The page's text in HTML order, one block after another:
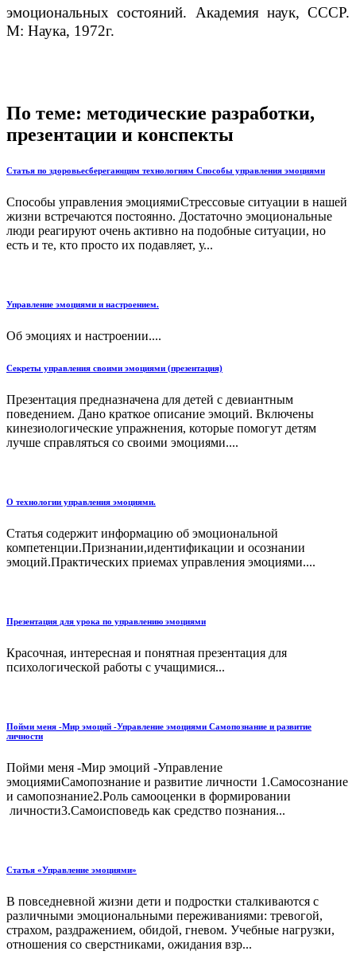
эмоциональных состояний. Академия наук, СССР.
М: Наука, 1972г.
По теме: методические разработки,
презентации и конспекты
Статья по здоровьесберегающим технологиям Способы управления эмоциями
Способы управления эмоциямиСтрессовые ситуации в нашей
жизни встречаются постоянно. Достаточно эмоциональные
люди реагируют очень активно на подобные ситуации, но
есть и те, кто просто их подавляет, у...
Управление эмоциями и настроением.
Об эмоциях и настроении....
Секреты управления своими эмоциями (презентация)
Презентация предназначена для детей с девиантным
поведением. Дано краткое описание эмоций. Включены
кинезиологические упражнения, которые помогут детям
лучше справляться со своими эмоциями....
О технологии управления эмоциями.
Статья содержит информацию об эмоциональной
компетенции.Признании,идентификации и осознании
эмоций.Практических приемах управления эмоциями....
Презентация для урока по управлению эмоциями
Красочная, интересная и понятная презентация для
психологической работы с учащимися...
Пойми меня -Мир эмоций -Управление эмоциями Самопознание и развитие
личности
Пойми меня -Мир эмоций -Управление
эмоциямиСамопознание и развитие личности 1.Самосознание
и самопознание2.Роль самооценки в формировании
личности3.Самоисповедь как средство познания...
Статья «Управление эмоциями»
В повседневной жизни дети и подростки сталкиваются с
различными эмоциональными переживаниями: тревогой,
страхом, раздражением, обидой, гневом. Учебные нагрузки,
отношения со сверстниками, ожидания взр...